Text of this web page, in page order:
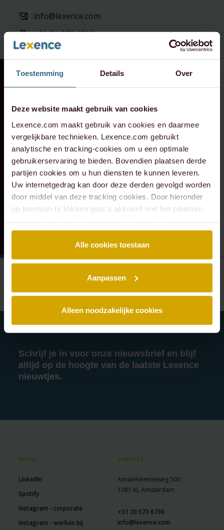
Toestemming Details Over
Deze website maakt gebruik van cookies
Lexence.com maakt gebruik van cookies en daarmee
vergelijkbare technieken. Lexence.com gebruikt
analytische en tracking-cookies om u een optimale
gebruikerservaring te bieden. Bovendien plaatsen derde
partijen cookies om u hun diensten te kunnen leveren.
Uw internetgedrag kan door deze derden gevolgd worden
door middel van deze tracking cookies. Door hieronder
op toestaan te klikken gaat u akkoord met het plaatsen
Alle cookies toestaan
Aanpassen
Alleen noodzakelijke cookies
info@lexence.com
+31 20 573 6736
RECENTE ZAAK ⸱ 24-07-2026
Caddenz
overname van
Verkeer Service Zuid-
Holland.
RECENTE ZAAK ⸱ 22-07-2026
Sandee Groen
toetreding van
Scheybeeck als
aandeelhouder
Schrijf je in voor onze nieuwsbrief en blijf
altijd op de hoogte van de laatste Lexence
nieuwtjes.
SOCIAL
LinkedIn
Spotify
Instagram - corporate
Instagram - werken bij
CONTACT
Amstelveenseweg 500
1081 KL Amsterdam
+31 20 573 6736
info@lexence.com